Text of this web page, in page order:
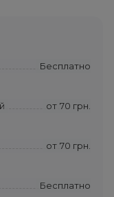
Бесплатно
от 70 грн.
от 70 грн.
Бесплатно